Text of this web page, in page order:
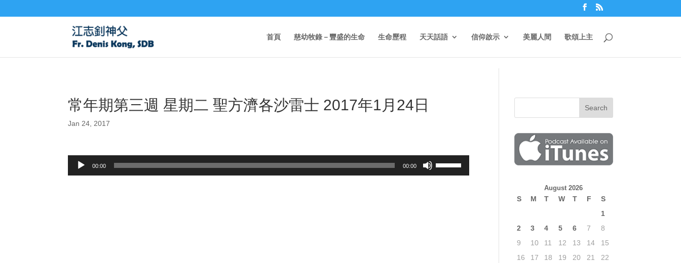
首頁 慈幼牧錄－豐盛的生命 生命歷程 天天話語 信仰啟示 美麗人間 歌頌上主
常年期第三週 星期二 聖方濟各沙雷士 2017年1月24日
Jan 24, 2017
Audio
00:00 00:00
August 2026
S M T W T F
S
1
2
3 4 5 6 7
8
9
10 11 12 13 14
15
16
17 18 19 20 21
22